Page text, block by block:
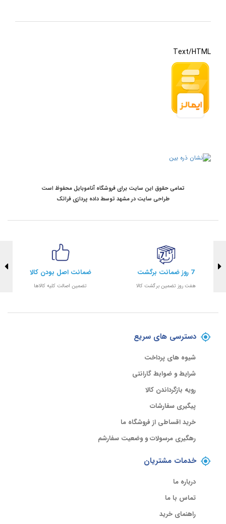
Text/HTML
تمامی حقوق این سایت برای فروشگاه آناموبایل محفوظ است
طراحی سایت در مشهد توسطداده پردازی فراتک
7 روز ضمانت برگشت
هفت روز تضمین برگشت کالا
ضمانت اصل بودن کالا
تضمین اصالت کلیه کالاها
دسترسی های سریع
شیوه های پرداخت
شرایط و ضوابط گارانتی
رویه بازگرداندن کالا
پیگیری سفارشات
خرید اقساطی از فروشگاه ما
رهگیری مرسولات و وضعیت سفارشم
خدمات مشتریان
درباره ما
تماس با ما
راهنمای خرید